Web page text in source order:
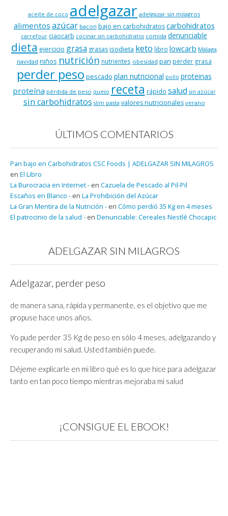
aceite de coco adelgazar adelgazar sin milagros
alimentos azúcar bacon bajo en carbohidratos carbohidratos
carrefour ciaocarb cocinar sin carbohidratos comida denunciable
dieta ejercicio grasa grasasisodieta keto libro lowcarb Málaga
navidad niños nutrición nutrientes obesidad pan perder grasa
perder peso pescado plan nutricional pollo proteinas
proteína pérdida de peso queso receta rápido salud sin azúcar
sin carbohidratos slim pasta valores nutricionales verano
ÚLTIMOS COMENTARIOS
Pan bajo en Carbohidratos CSC Foods | ADELGAZAR SIN MILAGROS
en El Libro
La Burocracia en Internet - en Cazuela de Pescado al Pil-Pil
Escaños en Blanco - en La Prohibición del Azúcar
La Gran Mentira de la Nutrición - en Cómo perdió 35 Kg en 4 meses
El patrocinio de la salud - en Denunciable: Cereales Nestlé Chocapic
ADELGAZAR SIN MILAGROS
Adelgazar, perder peso
de manera sana, rápida y permanente, es el objetivo que me
propuse hace unos años.
Yo pude perder 35 Kg de peso en sólo 4 meses, adelgazando y
recuperando mi salud. Usted también puede.
Déjeme explicarle en mi libro qué es lo que hice para adelgazar
tanto en tan poco tiempo mientras mejoraba mi salud
¡CONSIGUE EL EBOOK!